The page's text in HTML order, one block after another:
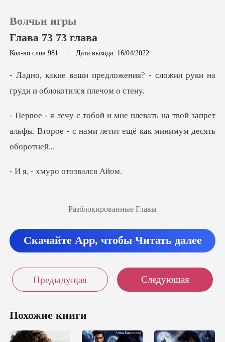
0
История чтения
Волчьи игры
Глава 73 73 глава
Кол-во слов:981 | Дата выхода: 16/04/2022
ния? - сложил руки на
груди
на твой запрет
альфы. Второе - с нами
муро отозв
покачал я гол
есь
Разблокированные Главы
Скачайте App, чтобы Читать далее
Предыдущая Следующая
Похожие книги